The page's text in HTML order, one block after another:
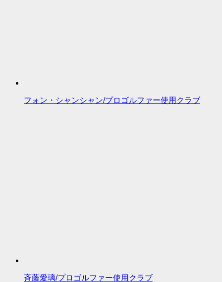
フォン・シャンシャン/プロゴルファー使用クラブ
斉藤愛璃/プロゴルファー使用クラブ